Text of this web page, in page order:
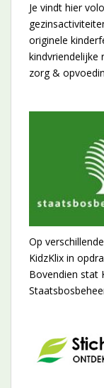
Je vindt hier
originele
kindvriendelijke
zorg &
Op
KidzKlix in
Bovendien stat